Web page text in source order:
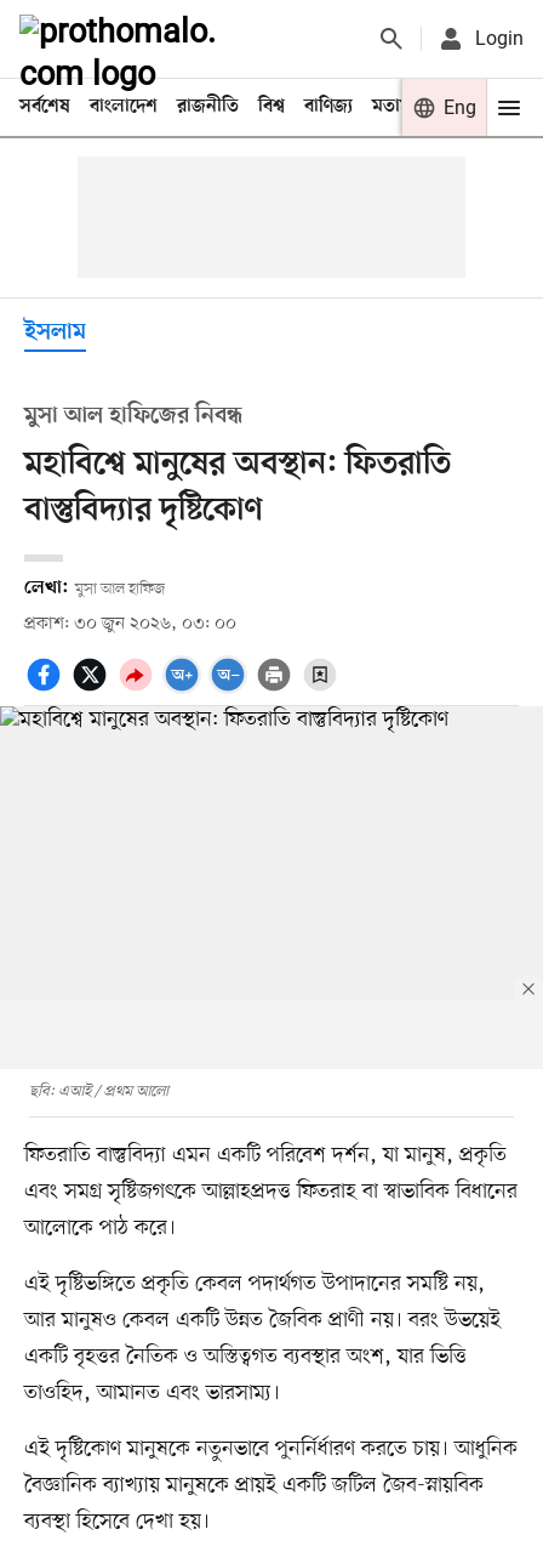
Login
সর্বশেষ বাংলাদেশ রাজনীতি বিশ্ব বাণিজ্য মতামত খেলা
Eng
ইসলাম
মুসা আল হাফিজের নিবন্ধ
মহাবিশ্বে মানুষের অবস্থান: ফিতরাতি
বাস্তুবিদ্যার দৃষ্টিকোণ
লেখা: মুসা আল হাফিজ
প্রকাশ: ৩০ জুন ২০২৬, ০৩: ০০
ছবি: এআই / প্রথম আলো
ফিতরাতি বাস্তুবিদ্যা এমন একটি পরিবেশ দর্শন, যা মানুষ, প্রকৃতি
এবং সমগ্র সৃষ্টিজগৎকে আল্লাহপ্রদত্ত ফিতরাহ বা স্বাভাবিক বিধানের
আলোকে পাঠ করে।
এই দৃষ্টিভঙ্গিতে প্রকৃতি কেবল পদার্থগত উপাদানের সমষ্টি নয়,
আর মানুষও কেবল একটি উন্নত জৈবিক প্রাণী নয়। বরং উভয়েই
একটি বৃহত্তর নৈতিক ও অস্তিত্বগত ব্যবস্থার অংশ, যার ভিত্তি
তাওহিদ, আমানত এবং ভারসাম্য।
এই দৃষ্টিকোণ মানুষকে নতুনভাবে পুনর্নির্ধারণ করতে চায়। আধুনিক
বৈজ্ঞানিক ব্যাখ্যায় মানুষকে প্রায়ই একটি জটিল জৈব-স্নায়বিক
ব্যবস্থা হিসেবে দেখা হয়।